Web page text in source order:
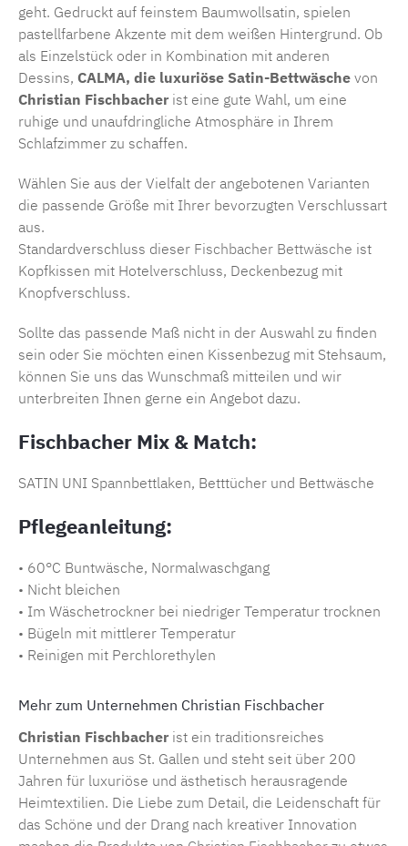
geht. Gedruckt auf feinstem Baumwollsatin, spielen
pastellfarbene Akzente mit dem weißen Hintergrund. Ob
als Einzelstück oder in Kombination mit anderen
Dessins, CALMA, die luxuriöse Satin-Bettwäsche von
Christian Fischbacher ist eine gute Wahl, um eine
ruhige und unaufdringliche Atmosphäre in Ihrem
Schlafzimmer zu schaffen.
Wählen Sie aus der Vielfalt der angebotenen Varianten
die passende Größe mit Ihrer bevorzugten Verschlussart
aus.
Standardverschluss dieser Fischbacher Bettwäsche ist
Kopfkissen mit Hotelverschluss, Deckenbezug mit
Knopfverschluss.
Sollte das passende Maß nicht in der Auswahl zu finden
sein oder Sie möchten einen Kissenbezug mit Stehsaum,
können Sie uns das Wunschmaß mitteilen und wir
unterbreiten Ihnen gerne ein Angebot dazu.
Fischbacher Mix & Match:
SATIN UNI Spannbettlaken, Betttücher und Bettwäsche
Pflegeanleitung:
• 60°C Buntwäsche, Normalwaschgang
• Nicht bleichen
• Im Wäschetrockner bei niedriger Temperatur trocknen
• Bügeln mit mittlerer Temperatur
• Reinigen mit Perchlorethylen
Mehr zum Unternehmen Christian Fischbacher
Christian Fischbacher ist ein traditionsreiches
Unternehmen aus St. Gallen und steht seit über 200
Jahren für luxuriöse und ästhetisch herausragende
Heimtextilien. Die Liebe zum Detail, die Leidenschaft für
das Schöne und der Drang nach kreativer Innovation